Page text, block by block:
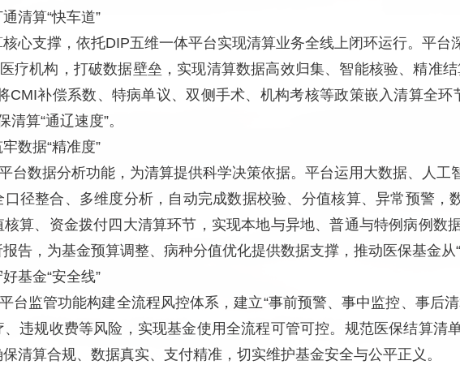
清算“快车道”
心支撑，依托DIP五维一体平台实现清算业务全线上闭环运行。平
疗机构，打破数据壁垒，实现清算数据高效归集、智能核验、精准
CMI补偿系数、特病单议、双侧手术、机构考核等政策嵌入清算全
算“通辽速度”。
数据“精准度”
台数据分析功能，为清算提供科学决策依据。平台运用大数据、人
径整合、多维度分析，自动完成数据校验、分值核算、异常预警，
核算、资金拨付四大清算环节，实现本地与异地、普通与特例病例数
告，为基金预算调整、病种分值优化提供数据支撑，推动医保基金从“
基金“安全线”
台监管功能构建全流程风控体系，建立“事前预警、事中监控、事后
违规收费等风险，实现基金使用全流程可管可控。规范医保结算清
清算合规、数据真实、支付精准，切实维护基金安全与公平正义。